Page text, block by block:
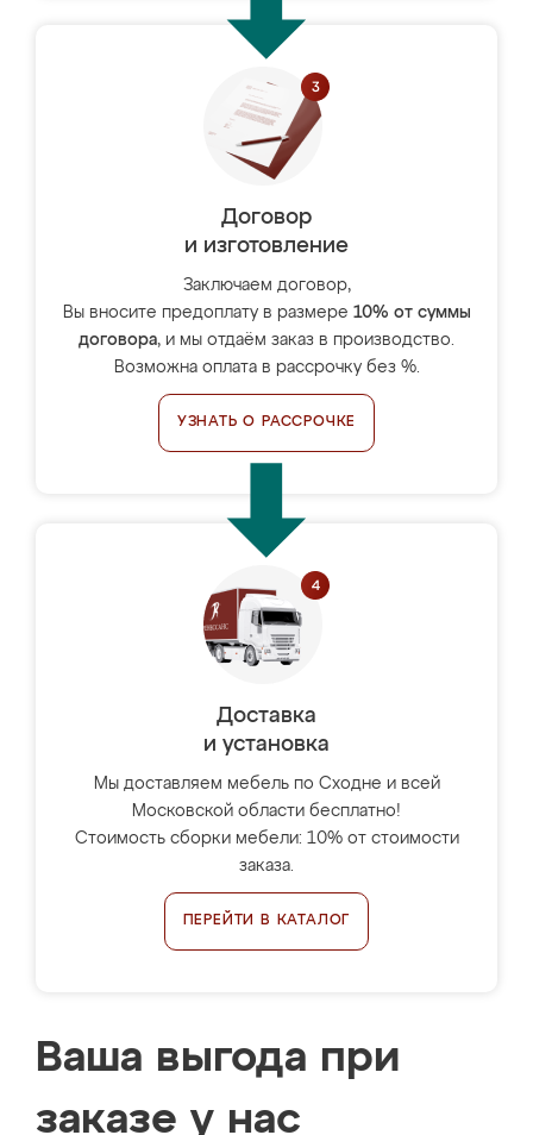
Договор
и изготовление
Заключаем договор,
Вы вносите предоплату в размере 10% от суммы
договора, и мы отдаём заказ в производство.
Возможна оплата в рассрочку без %.
УЗНАТЬ О РАССРОЧКЕ
Доставка
и установка
Мы доставляем мебель по Сходне и всей
Московской области бесплатно!
Стоимость сборки мебели: 10% от стоимости
заказа.
ПЕРЕЙТИ В КАТАЛОГ
Ваша выгода при
заказе у нас